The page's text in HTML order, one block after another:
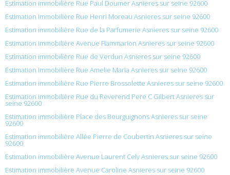
Estimation immobilière Rue Paul Doumer Asnieres sur seine 92600
Estimation immobilière Rue Henri Moreau Asnieres sur seine 92600
Estimation immobilière Rue de la Parfumerie Asnieres sur seine 92600
Estimation immobilière Avenue Flammarion Asnieres sur seine 92600
Estimation immobilière Rue de Verdun Asnieres sur seine 92600
Estimation immobilière Rue Amelie Maria Asnieres sur seine 92600
Estimation immobilière Rue Pierre Brossolette Asnieres sur seine 92600
Estimation immobilière Rue du Reverend Pere C Gilbert Asnieres sur
seine 92600
Estimation immobilière Place des Bourguignons Asnieres sur seine
92600
Estimation immobilière Allée Pierre de Coubertin Asnieres sur seine
92600
Estimation immobilière Avenue Laurent Cely Asnieres sur seine 92600
Estimation immobilière Avenue Caroline Asnieres sur seine 92600